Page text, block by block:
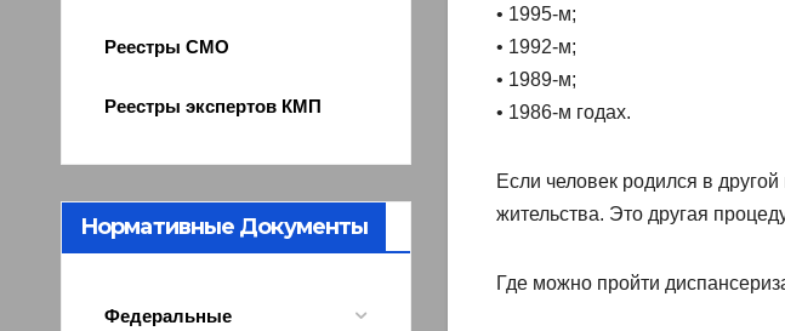
Реестры СМО
Реестры экспертов КМП
Нормативные Документы
Федеральные
• 1995-м;
• 1992-м;
• 1989-м;
• 1986-м годах.
Если человек родился в
жительства. Это другая
Где можно пройти